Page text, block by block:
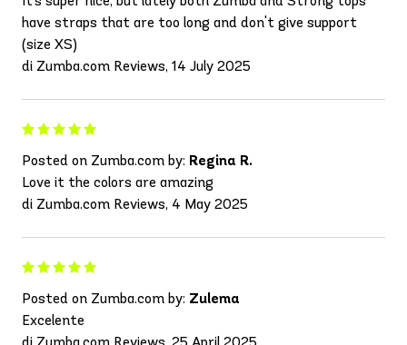
have straps that are too long and don't give support
(size XS)
di Zumba.com Reviews, 14 July 2025
Posted on Zumba.com by: Regina R.
Love it the colors are amazing
di Zumba.com Reviews, 4 May 2025
Posted on Zumba.com by: Zulema
Excelente